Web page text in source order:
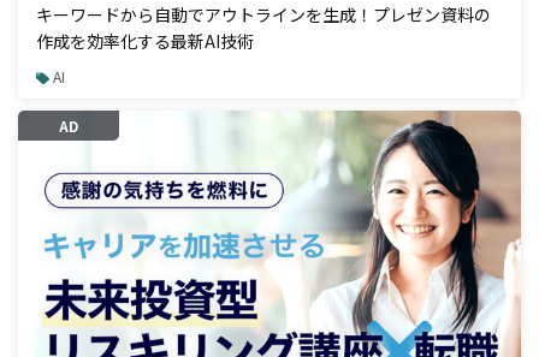
キーワードから自動でアウトラインを生成！プレゼン資料の
作成を効率化する最新AI技術
AI
AD